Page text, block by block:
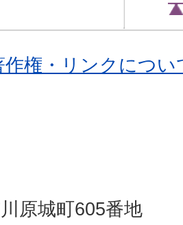
作権・リンクについ
原城町605番地